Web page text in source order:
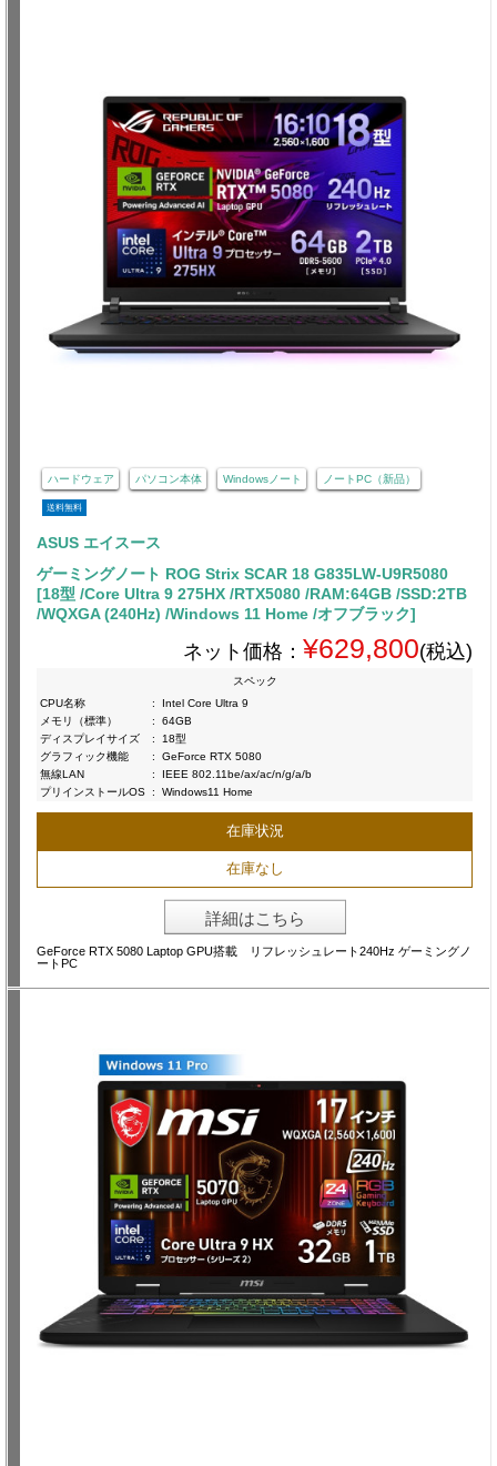
ハードウェア パソコン本体 Windowsノート ノートPC（新品）
送料無料
ASUS エイスース
ゲーミングノート ROG Strix SCAR 18 G835LW-U9R5080
[18型 /Core Ultra 9 275HX /RTX5080 /RAM:64GB /SSD:2TB
/WQXGA (240Hz) /Windows 11 Home /オフブラック]
ネット価格： ¥629,800(税込)
スペック
CPU名称
:
Intel Core Ultra 9
メモリ（標準）
:
64GB
ディスプレイサイズ
:
18型
グラフィック機能
:
GeForce RTX 5080
無線LAN
:
IEEE 802.11be/ax/ac/n/g/a/b
プリインストールOS : Windows11 Home
在庫状況
在庫なし
詳細はこちら
GeForce RTX 5080 Laptop GPU搭載 リフレッシュレート240Hz ゲーミングノ
ートPC